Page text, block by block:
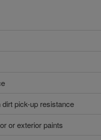
pick-up resistance
or exterior paints